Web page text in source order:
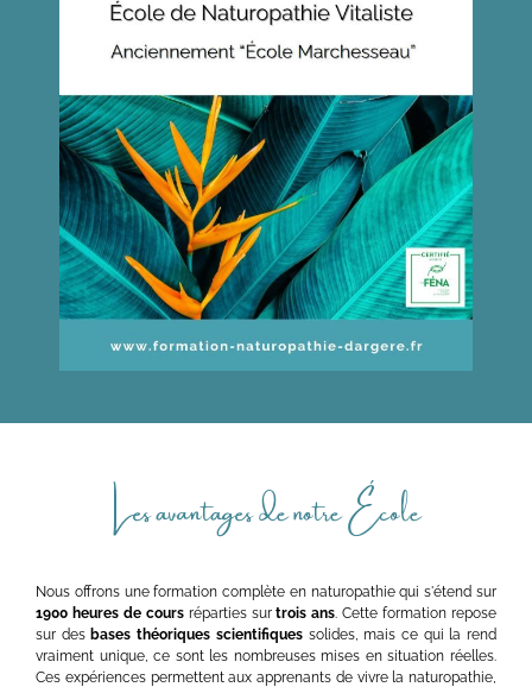
Les avantages de notre École
Nous offrons une formation complète en naturopathie qui s'étend sur
1900 heures de coursréparties surtrois ans . Cette formation repose
sur des bases théoriques scientifiquessolides, mais ce qui la rend
vraiment unique, ce sont les nombreuses mises en situation réelles.
Ces expériences permettent aux apprenants de vivre la naturopathie,